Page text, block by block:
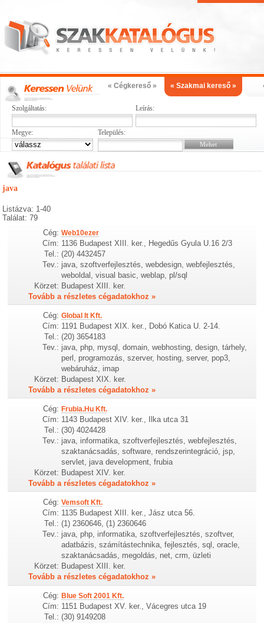
« Cégkereső » « Szakmai kereső »
Szolgáltatás: Leírás:
Megye: Település:
java
Listázva: 1-40
Találat: 79
Cég: Web10ezer
Cím: 1136 Budapest XIII. ker., Hegedűs Gyula U.16 2/3
Tel.: (20) 4432457
Tev.: java, szoftverfejlesztés, webdesign, webfejlesztés,
weboldal, visual basic, weblap, pl/sql
Körzet: Budapest XIII. ker.
Tovább a részletes cégadatokhoz »
Cég: Global It Kft.
Cím: 1191 Budapest XIX. ker., Dobó Katica U. 2-14.
Tel.: (20) 3654183
Tev.: java, php, mysql, domain, webhosting, design, tárhely,
perl, programozás, szerver, hosting, server, pop3,
webáruház, imap
Körzet: Budapest XIX. ker.
Tovább a részletes cégadatokhoz »
Cég: Frubia.Hu Kft.
Cím: 1143 Budapest XIV. ker., Ilka utca 31
Tel.: (30) 4024428
Tev.: java, informatika, szoftverfejlesztés, webfejlesztés,
szaktanácsadás, software, rendszerintegráció, jsp,
servlet, java development, frubia
Körzet: Budapest XIV. ker.
Tovább a részletes cégadatokhoz »
Cég: Vemsoft Kft.
Cím: 1135 Budapest XIII. ker., Jász utca 56.
Tel.: (1) 2360646, (1) 2360646
Tev.: java, php, informatika, szoftverfejlesztés, szoftver,
adatbázis, számítástechnika, fejlesztés, sql, oracle,
szaktanácsadás, megoldás, net, crm, üzleti
Körzet: Budapest XIII. ker.
Tovább a részletes cégadatokhoz »
Cég: Blue Soft 2001 Kft.
Cím: 1151 Budapest XV. ker., Vácegres utca 19
Tel.: (30) 9149208